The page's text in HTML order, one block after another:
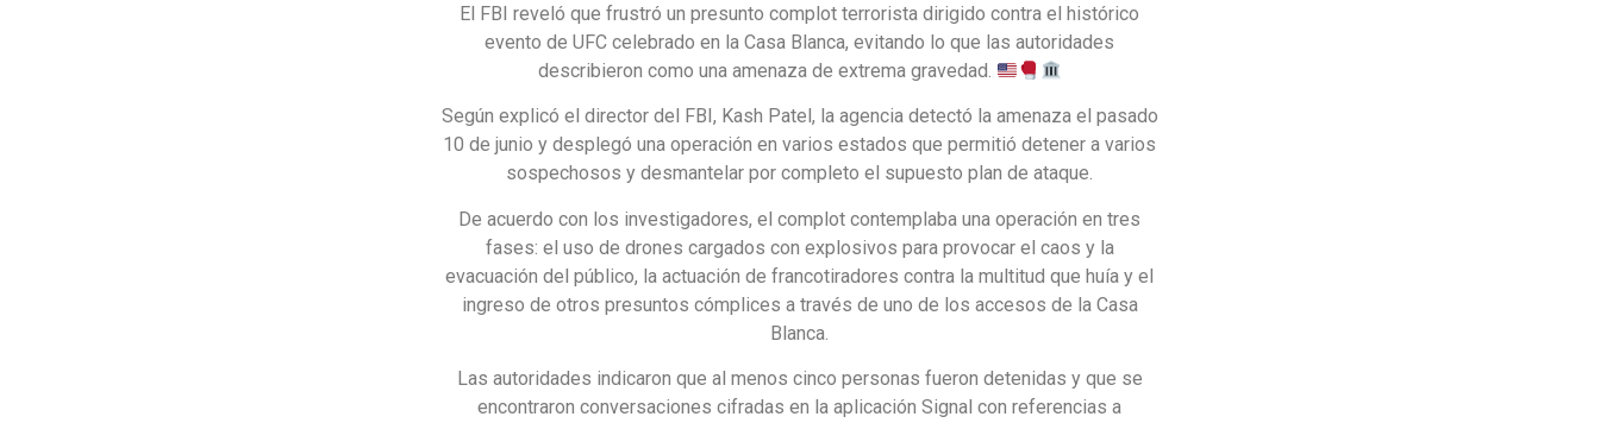
El FBI reveló que frustró un presunto complot terrorista dirigido contra el histórico
evento de UFC celebrado en la Casa Blanca, evitando lo que las autoridades
describieron como una amenaza de extrema gravedad.
Según explicó el director del FBI, Kash Patel, la agencia detectó la amenaza el pasado
10 de junio y desplegó una operación en varios estados que permitió detener a varios
sospechosos y desmantelar por completo el supuesto plan de ataque.
De acuerdo con los investigadores, el complot contemplaba una operación en tres
fases: el uso de drones cargados con explosivos para provocar el caos y la
evacuación del público, la actuación de francotiradores contra la multitud que huía y el
ingreso de otros presuntos cómplices a través de uno de los accesos de la Casa
Blanca.
Las autoridades indicaron que al menos cinco personas fueron detenidas y que se
encontraron conversaciones cifradas en la aplicación Signal con referencias a